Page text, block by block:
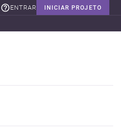
INICIAR PROJETO
ENTRAR